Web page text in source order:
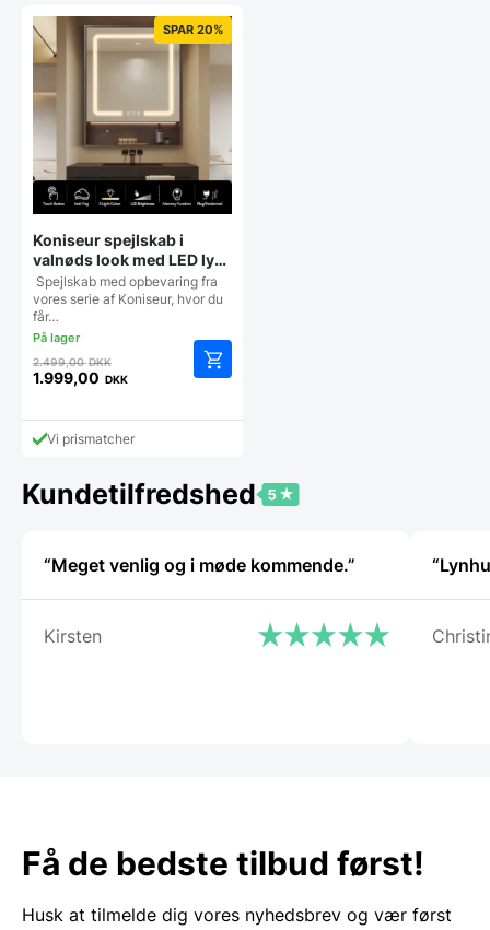
2.199,00 DKK.
SPAR 20%
Koniseur spejlskab i
valnøds look med LED lys,
antidug og touchsensor –
H75 x B60 x D14 cm
Spejlskab med opbevaring fra
vores serie af Koniseur, hvor du
får…
2.499,00DKKDen
oprindelige
var:
2.499,00 DKK.
1.999,00 DKK
aktuelle
prisVi prismatcher
Kundetilfredshed
“Meget venlig og i møde kommende.”
Kirsten
Få de bedste tilbud først!
Husk at tilmelde dig vores nyhedsbrev og vær først